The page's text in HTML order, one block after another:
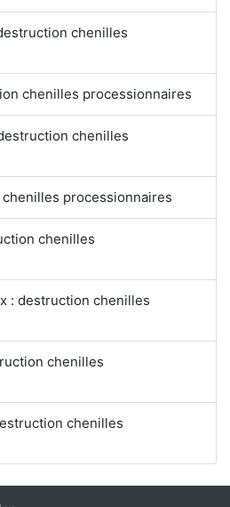
chenilles
chenilles processionnaires
chenilles
processionnaires
chenilles
: destruction chenilles
chenilles
chenilles